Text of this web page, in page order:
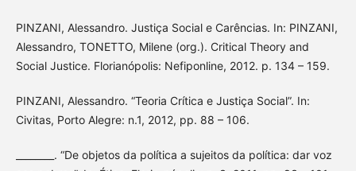
PINZANI, Alessandro. Justiça Social e Carências. In: PINZANI,
Alessandro, TONETTO, Milene (org.). Critical Theory and
Social Justice. Florianópolis: Nefiponline, 2012. p. 134 – 159.
PINZANI, Alessandro. “Teoria Crítica e Justiça Social”. In:
Civitas, Porto Alegre: n.1, 2012, pp. 88 – 106.
________. “De objetos da política a sujeitos da política: dar voz